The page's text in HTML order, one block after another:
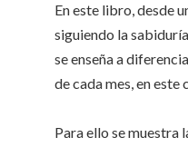
En este libro, desde
siguiendo la
se enseña a
de cada mes, en este
Para ello se muestra